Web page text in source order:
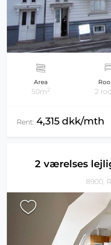
Area
50m2 2
Rent: 4,315 dkk/mth
2 værelses
8900,